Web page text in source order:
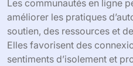
Les communautés en ligne
améliorer les pratiques
soutien, des ressources et
Elles favorisent des
sentiments d’isolement et